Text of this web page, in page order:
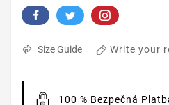
Size Guide Write your
100 % Bezpečná